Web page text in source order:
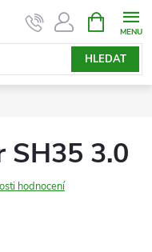
HLEDAT
NÁKUPNÍ
KOŠÍK
SH35 3.0
hodnocení